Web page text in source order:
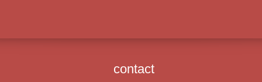
contact